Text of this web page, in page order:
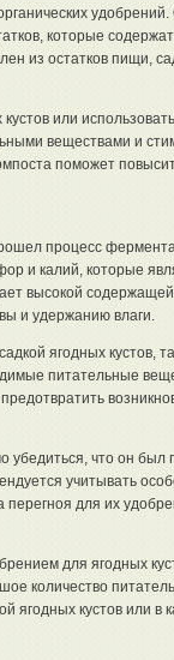
которые
из остатков пищи,
или
веществами и
поможет
процесс
и калий, которые
высокой
и удержанию влаги.
ягодных кустов,
питательные
убедиться, что он был
учитывать
перегноя для их
для ягодных
количество
ягодных кустов или в